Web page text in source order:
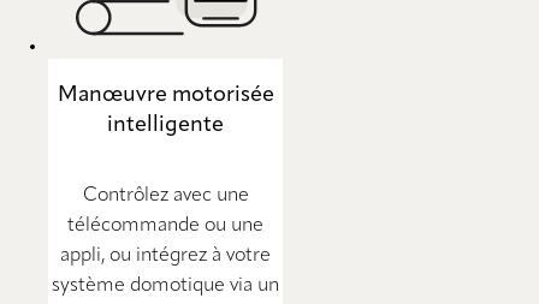
Manœuvre motorisée
intelligente
Contrôlez avec une
télécommande ou une
appli, ou intégrez à votre
système domotique via un